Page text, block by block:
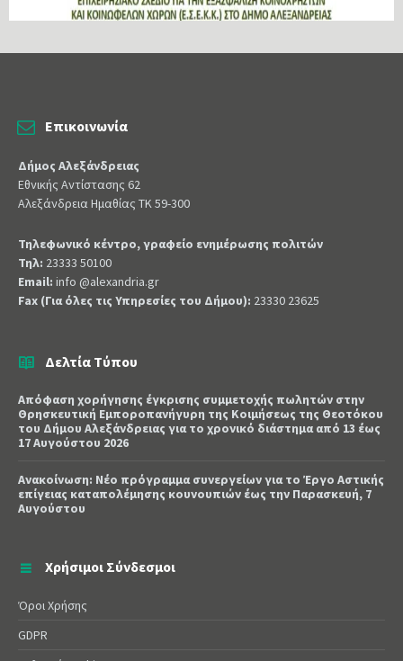
Επικοινωνία
Δήμος Αλεξάνδρειας
Εθνικής Αντίστασης 62
Αλεξάνδρεια Ημαθίας ΤΚ 59-300
Τηλεφωνικό κέντρο, γραφείο ενημέρωσης πολιτών
Τηλ: 23333 50100
Email: info @alexandria.gr
Fax (Για όλες τις Υπηρεσίες του Δήμου): 23330 23625
Δελτία Τύπου
Απόφαση χορήγησης έγκρισης συμμετοχής πωλητών στην
Θρησκευτική Εμποροπανήγυρη της Κοιμήσεως της Θεοτόκου
του Δήμου Αλεξάνδρειας για το χρονικό διάστημα από 13 έως
17 Αυγούστου 2026
Ανακοίνωση: Νέο πρόγραμμα συνεργείων για το Έργο Αστικής
επίγειας καταπολέμησης κουνουπιών έως την Παρασκευή, 7
Αυγούστου
Χρήσιμοι Σύνδεσμοι
Όροι Χρήσης
GDPR